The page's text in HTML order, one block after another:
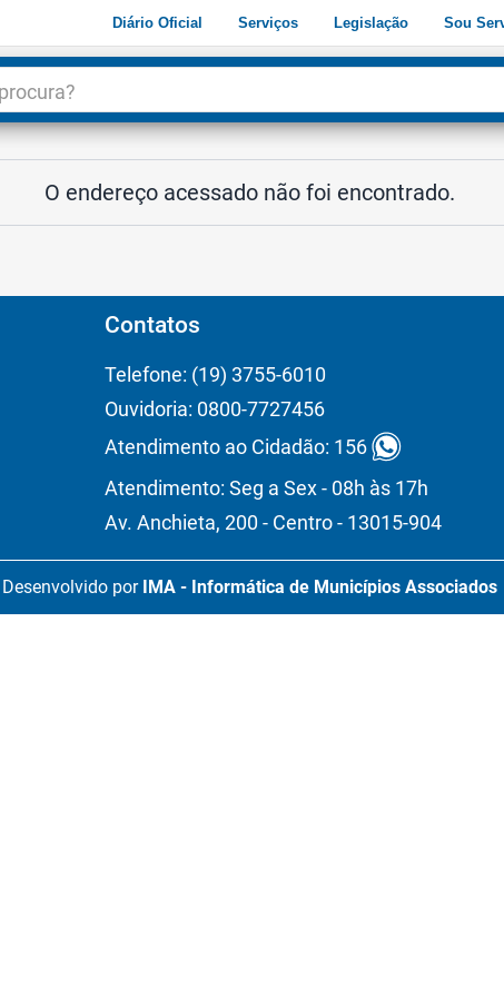
Diário Oficial Serviços Legislação Sou
O endereço acessado não foi encontrado.
Contatos
Telefone: (19) 3755-6010
Ouvidoria: 0800-7727456
Atendimento ao Cidadão: 156
Atendimento: Seg a Sex - 08h às 17h
Av. Anchieta, 200 - Centro - 13015-904
Desenvolvido por IMA - Informática de Municípios Associados